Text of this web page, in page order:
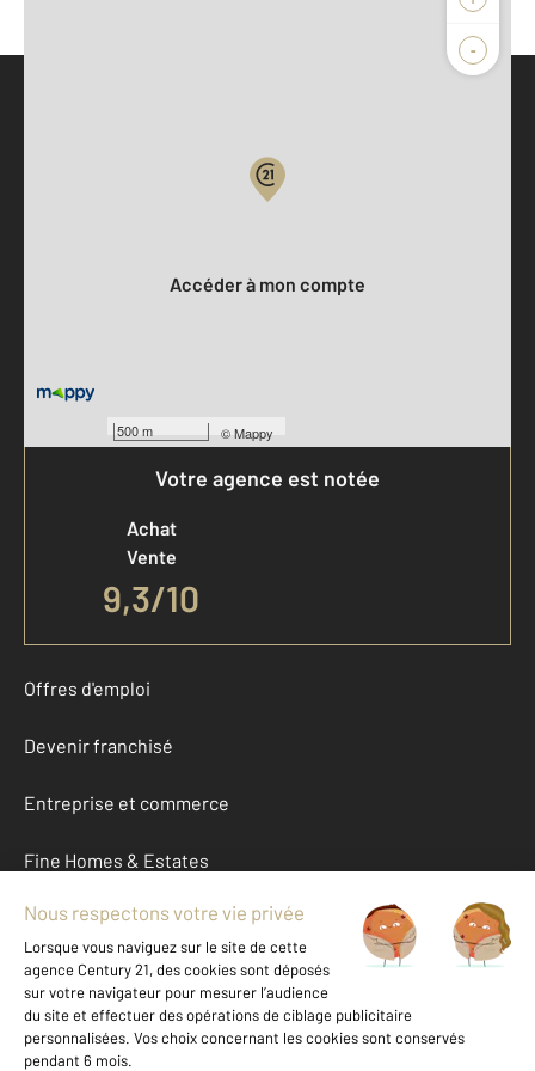
-
500 m ©Mappy
Accéder à mon compte
Votre agence est notée
Achat
Vente
9,3/10
Offres d'emploi
Devenir franchisé
Entreprise et commerce
Fine Homes & Estates
À propos
International
Nous contacter